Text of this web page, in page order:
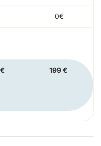
0€
199 €